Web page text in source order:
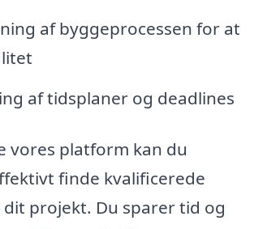
af byggeprocessen for at
af tidsplaner og deadlines
vores platform kan du
finde kvalificerede
projekt. Du sparer tid og